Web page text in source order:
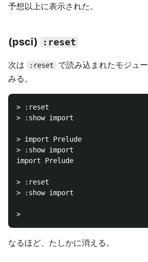
予想以上に表示された。
(psci) :reset
次は :reset
で読み込まれたモジュ
みる。
> :reset
> :show import
> import Prelude
> :show import
import Prelude
> :reset
> :show import
なるほど、たしかに消える。